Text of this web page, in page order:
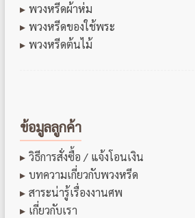
พวงหรีดผ้าห่ม
พวงหรีดของใช้พระ
พวงหรีดต้นไม้
ข้อมูลลูกค้า
วิธีการสั่งซื้อ / แจ้งโอนเงิน
บทความเกี่ยวกับพวงหรีด
สาระน่ารู้เรื่องงานศพ
เกี่ยวกับเรา